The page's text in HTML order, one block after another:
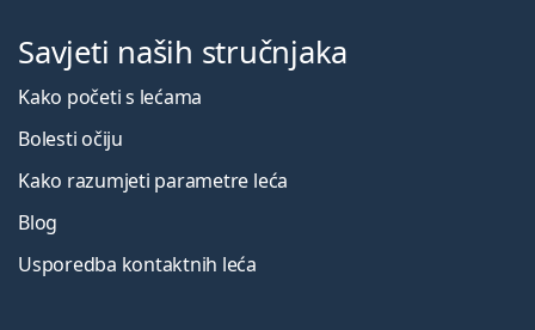
Savjeti naših stručnjaka
Kako početi s lećama
Bolesti očiju
Kako razumjeti parametre leća
Blog
Usporedba kontaktnih leća